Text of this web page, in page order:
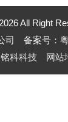
All Right
司 备案号：
铭科科技 网站